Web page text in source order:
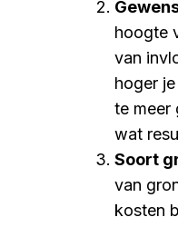
hoogte
van
hoger
te meer
wat
Soort
van
kosten